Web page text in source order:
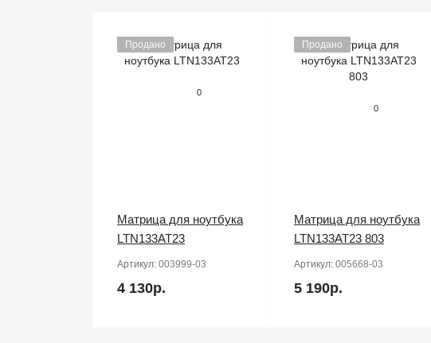
Продано
0
Матрица для ноутбука
LTN133AT23
Артикул: 003999-03
4 130р.
Продано
0
Матрица для ноутбука
LTN133AT23 803
Артикул: 005668-03
5 190р.